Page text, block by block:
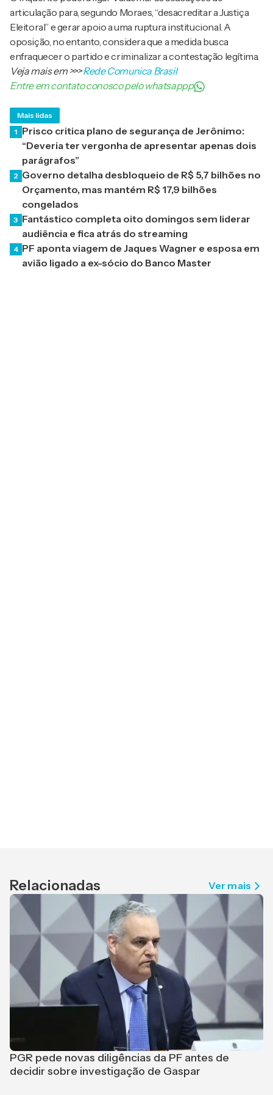
articulação para, segundo Moraes, “desacreditar a Justiça
Eleitoral” e gerar apoio a uma ruptura institucional. A
oposição, no entanto, considera que a medida busca
enfraquecer o partido e criminalizar a contestação legítima.
Veja mais em>>>Rede Comunica Brasil
Entre em contato conosco pelo whatsappp
Mais lidas
1 Prisco critica plano de segurança de Jerônimo:
“Deveria ter vergonha de apresentar apenas dois
parágrafos”
2 Governo detalha desbloqueio de R$ 5,7 bilhões no
Orçamento, mas mantém R$ 17,9 bilhões
congelados
3 Fantástico completa oito domingos sem liderar
audiência e fica atrás do streaming
4 PF aponta viagem de Jaques Wagner e esposa em
avião ligado a ex-sócio do Banco Master
Relacionadas Ver mais
PGR pede novas diligências da PF antes de
decidir sobre investigação de Gaspar